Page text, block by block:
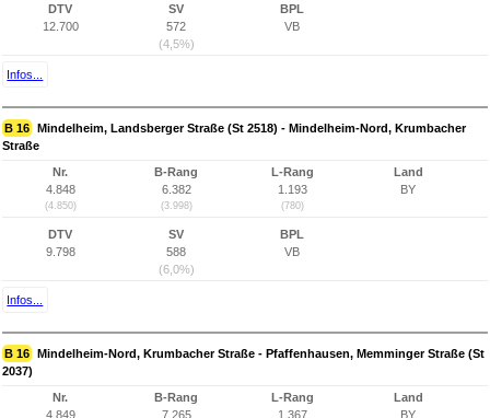
DTV
12.700
SV
572
(4,5%)
BPL
VB
Infos...
B 16 Mindelheim, Landsberger Straße (St 2518) - Mindelheim-Nord, Krumbacher
Straße
Nr.
4.848
(4.850)
B-Rang
6.382
(3.998)
L-Rang
1.193
(780)
Land
BY
DTV
9.798
SV
588
(6,0%)
BPL
VB
Infos...
B 16 Mindelheim-Nord, Krumbacher Straße - Pfaffenhausen, Memminger Straße (St
2037)
Nr.
4.849
B-Rang
7.265
L-Rang
1.367
Land
BY